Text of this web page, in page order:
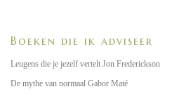
Boeken die ik adviseer
Leugens die je jezelf vertelt Jon Frederickson
De mythe van normaal Gabor Maté